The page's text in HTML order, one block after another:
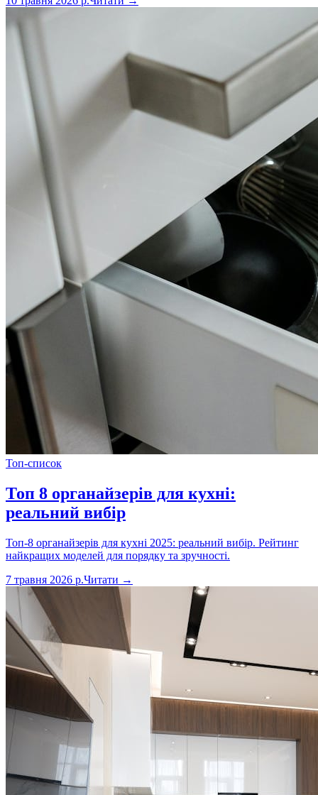
Топ-список
Топ 8 органайзерів для кухні:
реальний вибір
Топ-8 органайзерів для кухні 2025: реальний вибір. Рейтинг
найкращих моделей для порядку та зручності.
7 травня 2026 р.Читати →